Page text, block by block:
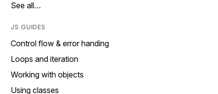
See all…
JS GUIDES
Control flow & error handing
Loops and iteration
Working with objects
Using classes